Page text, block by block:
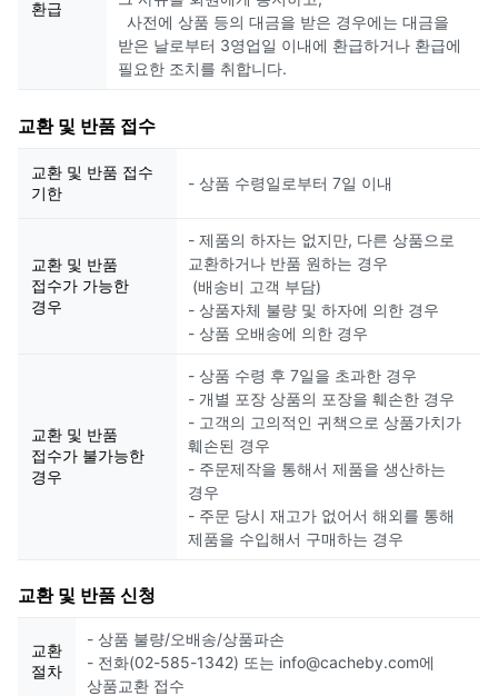
환급
사전에 상품 등의 대금을 받은 경우에는 대금을
받은 날로부터 3영업일 이내에 환급하거나 환급에
필요한 조치를 취합니다.
교환 및 반품 접수
교환 및 반품 접수
기한
- 상품 수령일로부터 7일 이내
교환 및 반품
접수가 가능한
경우
- 제품의 하자는 없지만, 다른 상품으로
교환하거나 반품 원하는 경우
(배송비 고객 부담)
- 상품자체 불량 및 하자에 의한 경우
- 상품 오배송에 의한 경우
교환 및 반품
접수가 불가능한
경우
- 상품 수령 후 7일을 초과한 경우
- 개별 포장 상품의 포장을 훼손한 경우
- 고객의 고의적인 귀책으로 상품가치가
훼손된 경우
- 주문제작을 통해서 제품을 생산하는
경우
- 주문 당시 재고가 없어서 해외를 통해
제품을 수입해서 구매하는 경우
교환 및 반품 신청
교환
절차
- 상품 불량/오배송/상품파손
- 전화(02-585-1342) 또는 info@cacheby.com에
상품교환 접수